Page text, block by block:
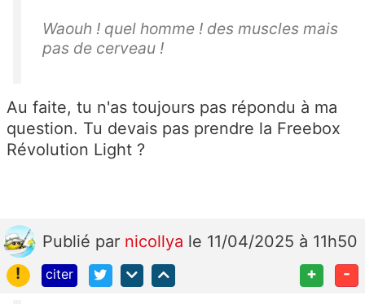
Waouh ! quel homme ! des muscles mais
pas de cerveau !
Au faite, tu n'as toujours pas répondu à ma
question. Tu devais pas prendre la Freebox
Révolution Light ?
Publié par nicollya le 11/04/2025 à 11h50
!
citer + -